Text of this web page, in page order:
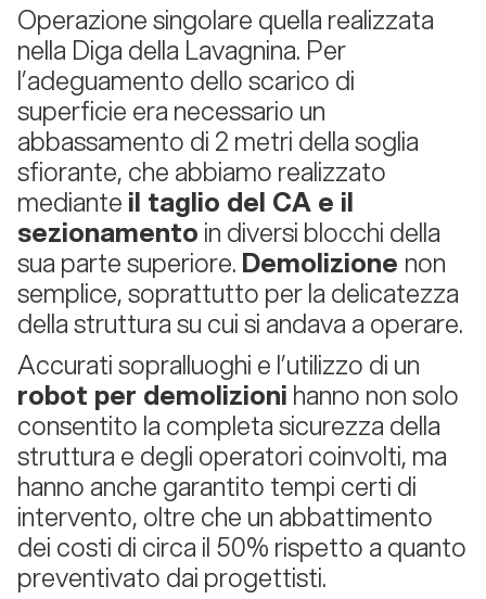
Operazione singolare quella realizzata
nella Diga della Lavagnina. Per
l’adeguamento dello scarico di
superficie era necessario un
abbassamento di 2 metri della soglia
sfiorante, che abbiamo realizzato
mediante il taglio del CA e il
sezionamento in diversi blocchi della
sua parte superiore. Demolizione non
semplice, soprattutto per la delicatezza
della struttura su cui si andava a operare.
Accurati sopralluoghi e l’utilizzo di un
robot per demolizioni hanno non solo
consentito la completa sicurezza della
struttura e degli operatori coinvolti, ma
hanno anche garantito tempi certi di
intervento, oltre che un abbattimento
dei costi di circa il 50% rispetto a quanto
preventivato dai progettisti.